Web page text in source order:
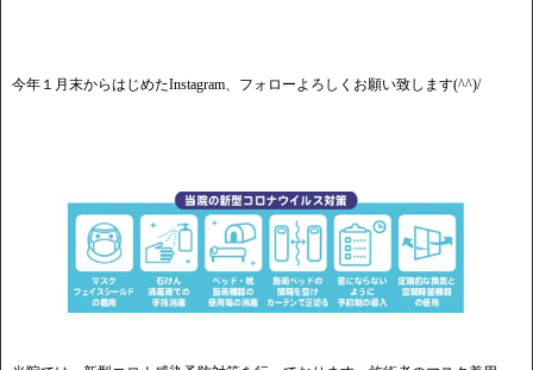
今年１月末からはじめたInstagram、フォローよろしくお願い致します(^^)/